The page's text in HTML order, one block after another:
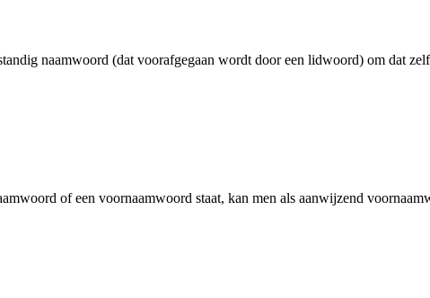
naamwoord (dat voorafgegaan wordt door een lidwoord) om dat
of een voornaamwoord staat, kan men als aanwijzend